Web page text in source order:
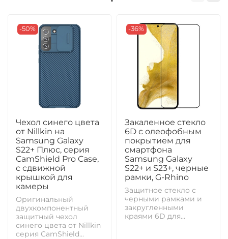
-50%
Чехол синего цвета
от Nillkin на
Samsung Galaxy
S22+ Плюс, серия
CamShield Pro Case,
с сдвижной
крышкой для
камеры
Оригинальный
двухкомпонентный
защитный чехол
синего цвета от Nillkin
серия CamShield...
-36%
Закаленное стекло
6D с олеофобным
покрытием для
смартфона
Samsung Galaxy
S22+ и S23+, черные
рамки, G-Rhino
Защитное стекло с
черными рамками и
закругленными
краями 6D для...